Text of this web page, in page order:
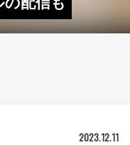
2023.12.11